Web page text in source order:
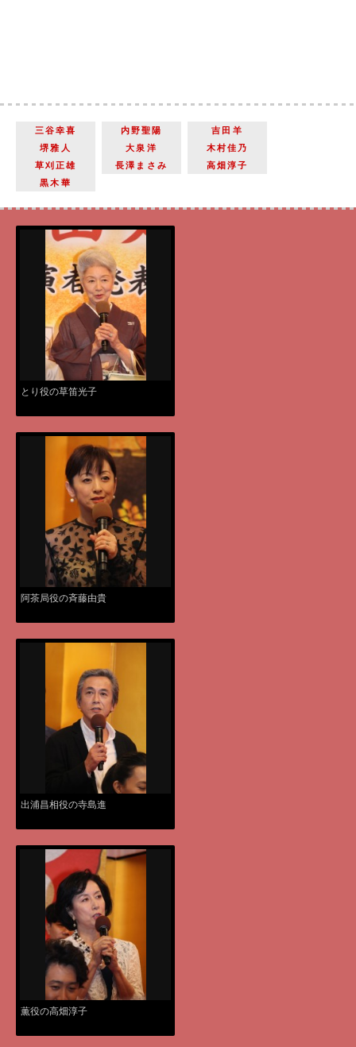
三谷幸喜 内野聖陽
吉田羊
堺雅人
大泉洋
木村佳乃
草刈正雄
長澤まさみ
高畑淳子
黒木華
とり役の草笛光子
阿茶局役の斉藤由貴
出浦昌相役の寺島進
薫役の高畑淳子